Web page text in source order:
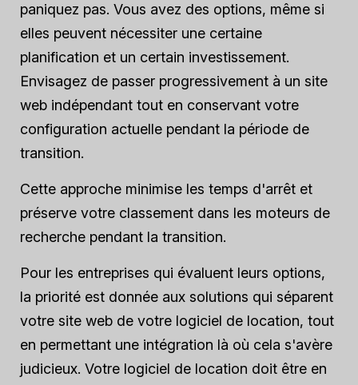
paniquez pas. Vous avez des options, même si
elles peuvent nécessiter une certaine
planification et un certain investissement.
Envisagez de passer progressivement à un site
web indépendant tout en conservant votre
configuration actuelle pendant la période de
transition.
Cette approche minimise les temps d'arrêt et
préserve votre classement dans les moteurs de
recherche pendant la transition.
Pour les entreprises qui évaluent leurs options,
la priorité est donnée aux solutions qui séparent
votre site web de votre logiciel de location, tout
en permettant une intégration là où cela s'avère
judicieux. Votre logiciel de location doit être en